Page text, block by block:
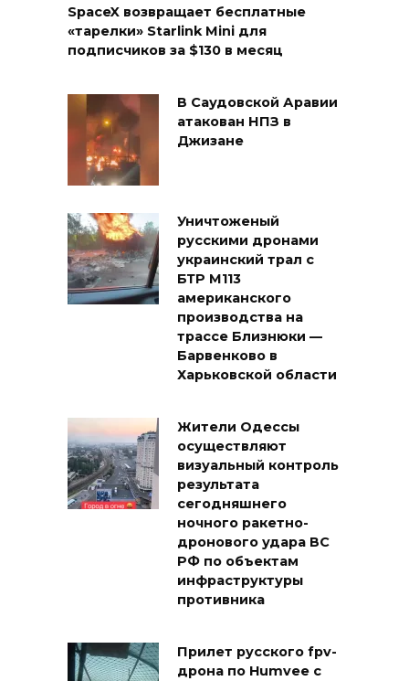
SpaceX возвращает бесплатные
«тарелки» Starlink Mini для
подписчиков за $130 в месяц
В Саудовской Аравии
атакован НПЗ в
Джизане
Уничтоженый
русскими дронами
украинский трал с
БТР М113
американского
производства на
трассе Близнюки —
Барвенково в
Харьковской области
Жители Одессы
осуществляют
визуальный контроль
результата
сегодняшнего
ночного ракетно-
дронового удара ВС
РФ по объектам
инфраструктуры
противника
Прилет русского fpv-
дрона по Humvee с